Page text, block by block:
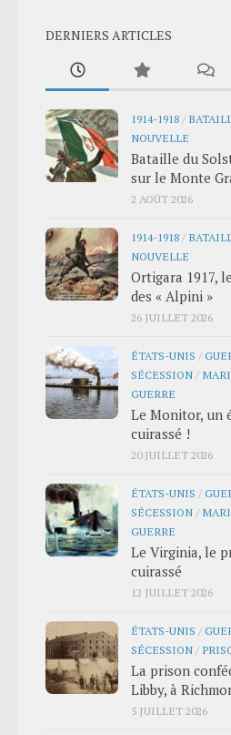
DERNIERS ARTICLES
1914-1918 /
NOUVELLE
Bataille du
sur le Monte
2 AOÛT 2026
1914-1918 /
NOUVELLE
Ortigara 1917,
des « Alpini »
26 JUILLET 2026
ÉTATS-UNIS /
SÉCESSION /
GUERRE
Le Monitor, un
cuirassé !
20 JUILLET 2026
ÉTATS-UNIS /
SÉCESSION /
GUERRE
Le Virginia, le
cuirassé
12 JUILLET 2026
ÉTATS-UNIS /
SÉCESSION /
La prison
Libby, à
5 JUILLET 2026